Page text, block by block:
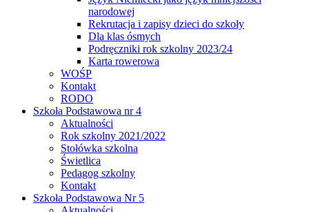
narodowej
Rekrutacja i zapisy dzieci do szkoły
Dla klas ósmych
Podręczniki rok szkolny 2023/24
Karta rowerowa
WOŚP
Kontakt
RODO
Szkoła Podstawowa nr 4
Aktualności
Rok szkolny 2021/2022
Stołówka szkolna
Świetlica
Pedagog szkolny
Kontakt
Szkoła Podstawowa Nr 5